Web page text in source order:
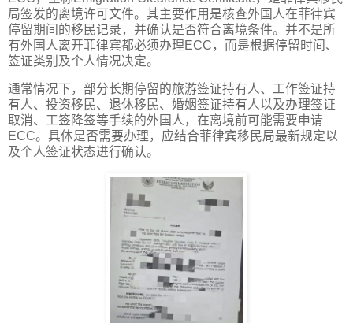
局签发的离境许可文件。其主要作用是核查外国人在菲律宾
停留期间的移民记录，并确认是否符合离境条件。并不是所
有外国人离开菲律宾都必须办理ECC，而是根据停留时间、
签证类别及个人情况决定。
通常情况下，部分长期停留的旅游签证持有人、工作签证持
有人、投资移民、退休移民、婚姻签证持有人以及办理签证
取消、工签降签等手续的外国人，在离境前可能需要申请
ECC。具体是否需要办理，应结合菲律宾移民局最新规定以
及个人签证状态进行确认。